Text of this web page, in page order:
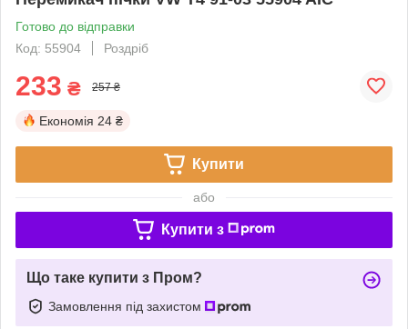
Готово до відправки
Код: 55904
Роздріб
233 ₴ 257 ₴
Економія 24 ₴
Купити
або
Купити з
Що таке купити з Пром?
Замовлення під захистом